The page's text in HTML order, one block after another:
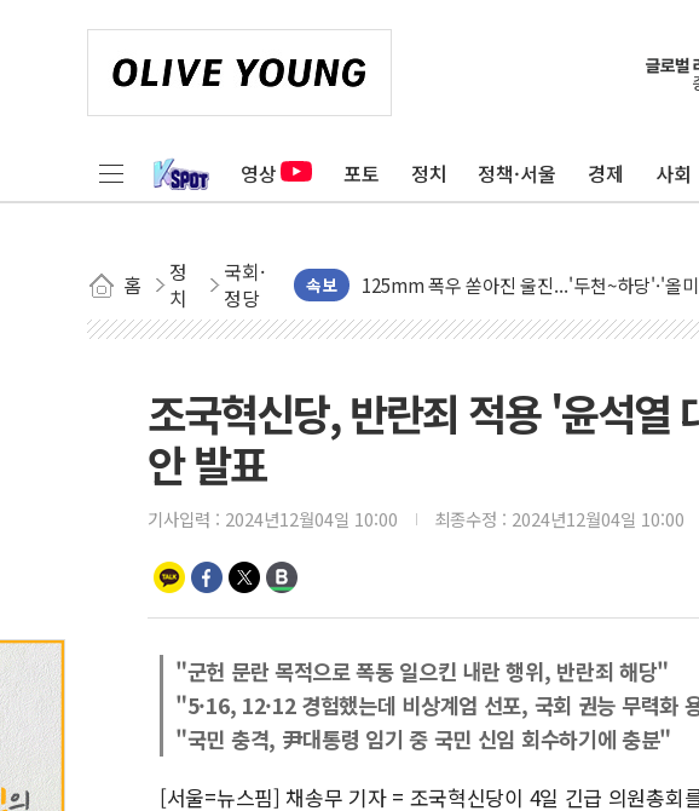
영상 포토 정치 정책·서울 경제 사회
홈
정
치
국회·
정당
속보
[중국증시 주간 포인트] ②CPEO 2026 개최,
평택 진위면 공장서 탱크 내부 작업 중 근로자
포항 블루밸리 국가산단에 '철강 AI융합실증
[종합] 김민석, 정청래에 누적 1.48%p 차 선
민주당 경북도당위원장에 오중기 당선...합
[속보] 민주, 강원·대구·경북 경선 결과...김
[속보] 민주, 대구 경선 결과 발표...정청래
정재헌 CEO, SKT 장기고객 400명 맞이…"마
최태원, 노소영에 9440억 지급 확정되나…재
하나금융, 명동 소상공인에 '행복상자' 전달
인천시 광복절 현수막 '태극기 거꾸로' 논란
조국혁신당, 반란죄 적용 '윤석열
안 발표
기사입력 : 2024년12월04일 10:00 최종수정 : 2024년12월04일 10:00
"군헌 문란 목적으로 폭동 일으킨 내란 행위, 반란죄 해당"
"5·16, 12·12 경험했는데 비상계엄 선포, 국회 권능 무력화
"국민 충격, 尹대통령 임기 중 국민 신임 회수하기에 충분"
[서울=뉴스핌] 채송무 기자 = 조국혁신당이 4일 긴급 의원총회